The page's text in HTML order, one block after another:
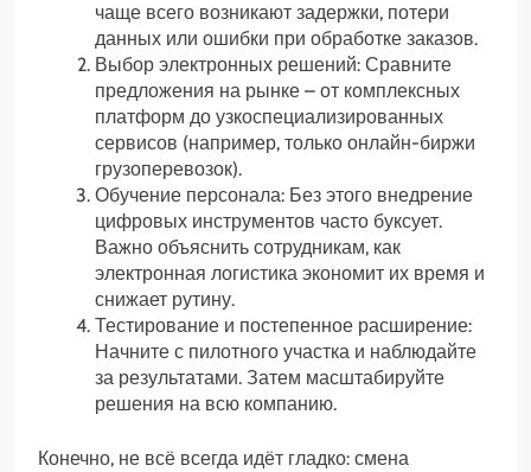
чаще всего возникают задержки, потери
данных или ошибки при обработке заказов.
Выбор электронных решений: Сравните
предложения на рынке – от комплексных
платформ до узкоспециализированных
сервисов (например, только онлайн-биржи
грузоперевозок).
Обучение персонала: Без этого внедрение
цифровых инструментов часто буксует.
Важно объяснить сотрудникам, как
электронная логистика экономит их время и
снижает рутину.
Тестирование и постепенное расширение:
Начните с пилотного участка и наблюдайте
за результатами. Затем масштабируйте
решения на всю компанию.
Конечно, не всё всегда идёт гладко: смена